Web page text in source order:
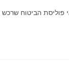
הביטוח שרכש